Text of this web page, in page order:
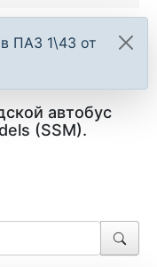
ПАЗ 1\43 от
автобус
(SSM).